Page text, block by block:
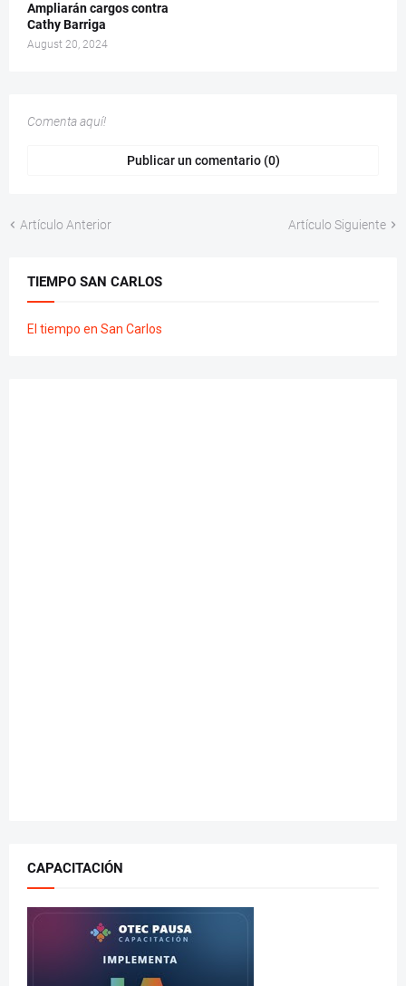
Ampliarán cargos contra
Cathy Barriga
August 20, 2024
Comenta aquí!
Publicar un comentario (0)
Artículo Anterior Artículo Siguiente
TIEMPO SAN CARLOS
El tiempo en San Carlos
CAPACITACIÓN